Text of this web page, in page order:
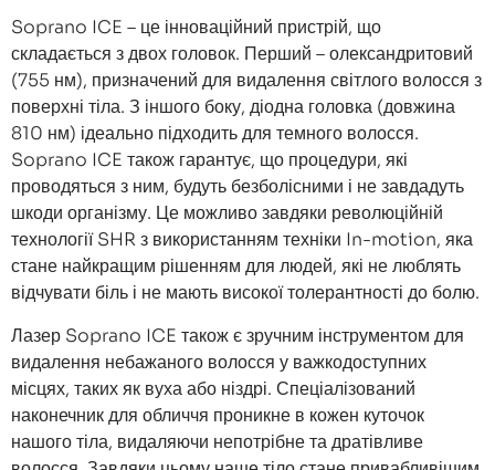
Soprano ICE – це інноваційний пристрій, що
складається з двох головок. Перший – олександритовий
(755 нм), призначений для видалення світлого волосся з
поверхні тіла. З іншого боку, діодна головка (довжина
810 нм) ідеально підходить для темного волосся.
Soprano ICE також гарантує, що процедури, які
проводяться з ним, будуть безболісними і не завдадуть
шкоди організму. Це можливо завдяки революційній
технології SHR з використанням техніки In-motion, яка
стане найкращим рішенням для людей, які не люблять
відчувати біль і не мають високої толерантності до болю.
Лазер Soprano ICE також є зручним інструментом для
видалення небажаного волосся у важкодоступних
місцях, таких як вуха або ніздрі. Спеціалізований
наконечник для обличчя проникне в кожен куточок
нашого тіла, видаляючи непотрібне та дратівливе